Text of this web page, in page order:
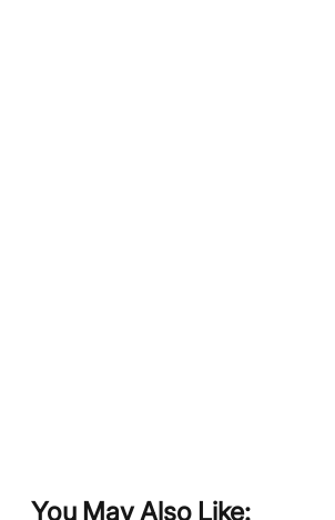
You May Also Like: